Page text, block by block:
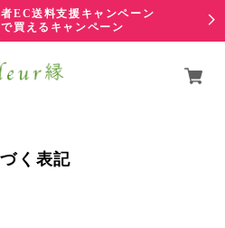
EC送料支援キャンペーン
買えるキャンペーン
く表記